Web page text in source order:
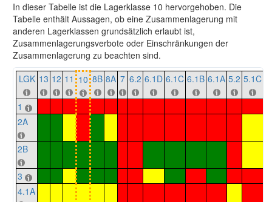
In dieser Tabelle ist die Lagerklasse 10 hervorgehoben. Die
Tabelle enthält Aussagen, ob eine Zusammenlagerung mit
anderen Lagerklassen grundsätzlich erlaubt ist,
Zusammenlagerungsverbote oder Einschränkungen der
Zusammenlagerung zu beachten sind.
LGK 13 12 11 10 8B 8A 7 6.2 6.1D 6.1C 6.1B 6.1A 5.2 5.1C
1
2A
2B
3
4.1A